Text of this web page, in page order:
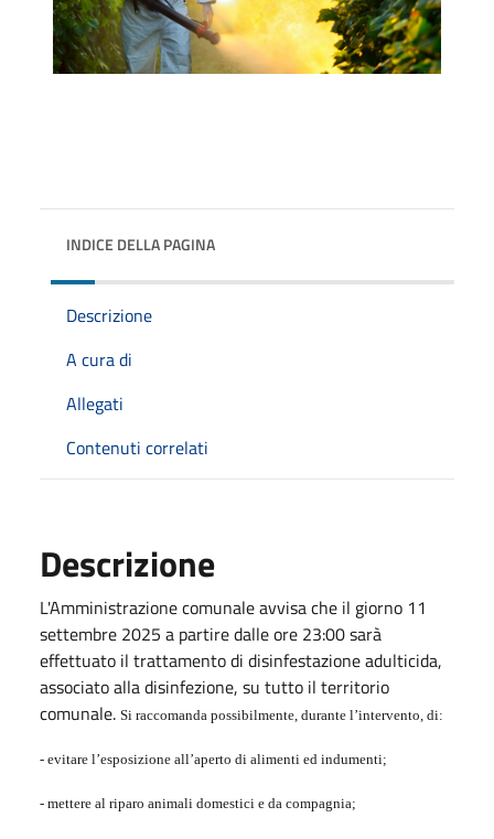
INDICE DELLA PAGINA
Descrizione
A cura di
Allegati
Contenuti correlati
Descrizione
L'Amministrazione comunale avvisa che il giorno 11
settembre 2025 a partire dalle ore 23:00 sarà
effettuato il trattamento di disinfestazione adulticida,
associato alla disinfezione, su tutto il territorio
comunale. Si raccomanda possibilmente, durante l’intervento, di:
- evitare l’esposizione all’aperto di alimenti ed indumenti;
- mettere al riparo animali domestici e da compagnia;